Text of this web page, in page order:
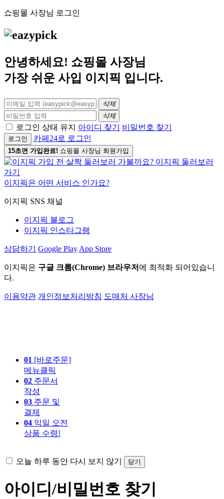
쇼핑몰 사장님 로그인
안녕하세요! 쇼핑몰 사장님
가장 쉬운 사입 이지픽 입니다.
삭제
삭제
로그인 상태 유지 아이디 찾기 비밀번호 찾기
로그인 카페24로 로그인
15초면 가입완료! 쇼핑몰 사장님 회원가입
이지픽은 어떤 서비스 인가요?
이지픽 SNS 채널
이지픽 블로그
이지픽 인스타그램
상담하기 Google Play App Store
이지픽은 구글 크롬(Chrome) 브라우저 에 최적화 되어있습니
다.
이용약관 개인정보처리방침 도매처 사장님
01 [바로주문]
메뉴클릭
02 주문서
작성
03 주문 및
결제
04 익일 오전
상품 수령!
오늘 하루 동안 다시 보지 않기 닫기
아이디/비밀번호 찾기